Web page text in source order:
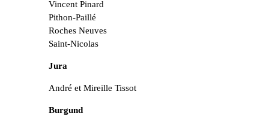
Vincent Pinard
Pithon-Paillé
Roches Neuves
Saint-Nicolas
Jura
André et Mireille Tissot
Burgund